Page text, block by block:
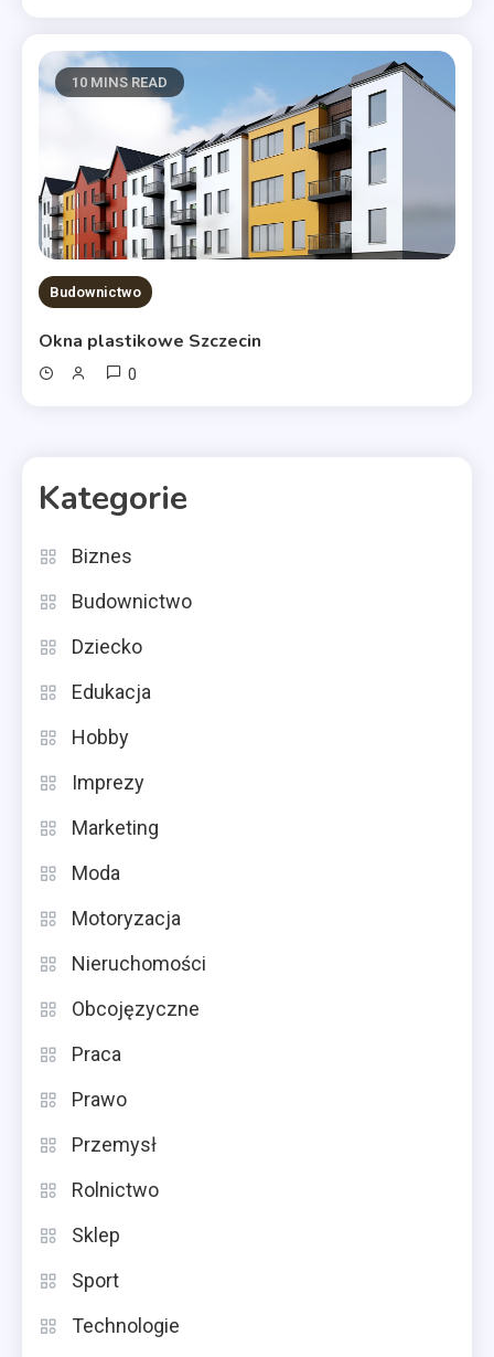
10 MINS READ
Budownictwo
Okna plastikowe Szczecin
0
Kategorie
Biznes
Budownictwo
Dziecko
Edukacja
Hobby
Imprezy
Marketing
Moda
Motoryzacja
Nieruchomości
Obcojęzyczne
Praca
Prawo
Przemysł
Rolnictwo
Sklep
Sport
Technologie